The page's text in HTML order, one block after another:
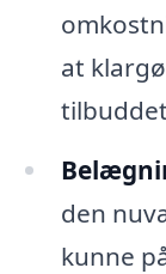
at
den
kunne